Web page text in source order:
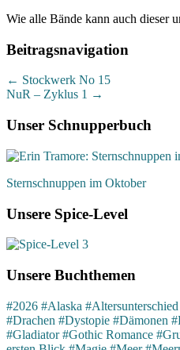
Wie alle Bände kann auch dieser
Beitragsnavigation
← Stockwerk No 15
NuR – Zyklus 1 →
Unser Schnupperbuch
Sternschnuppen im Oktober
Unsere Spice-Level
Unsere Buchthemen
#2026 #Alaska #Altersunterschied
#Drachen #Dystopie #Dämonen
#Gladiator #Gothic Romance